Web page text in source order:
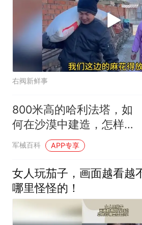
右阀新鲜事
800米高的哈利法塔，如
何在沙漠中建造，怎样抵
抗沙漠飓风？
军械百科 APP专享
女人玩茄子，画面越看越
哪里怪怪的！